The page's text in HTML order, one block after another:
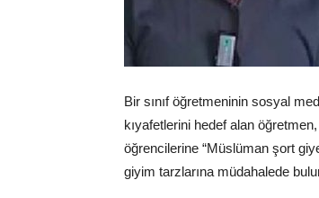
Bir sınıf öğretmeninin sosyal
kıyafetlerini hedef alan
öğrencilerine “Müslüman şort
giyim tarzlarına müdahalede